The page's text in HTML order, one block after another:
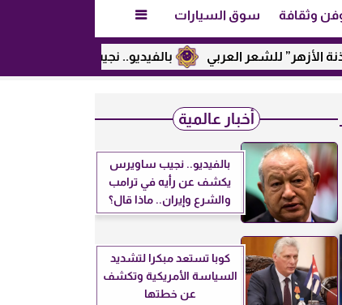
وثقافة سوق السيارات 
بالفيديو.. نجيب ساويرس يكشف عن رأيه للشعر العربي
أخبار عالمية
بالفيديو.. نجيب ساويرس
يكشف عن رأيه في ترامب
والشرع وإيران.. ماذا قال؟
كوبا تستعد مبكرا لتشديد
السياسة الأمريكية وتكشف
عن خطتها